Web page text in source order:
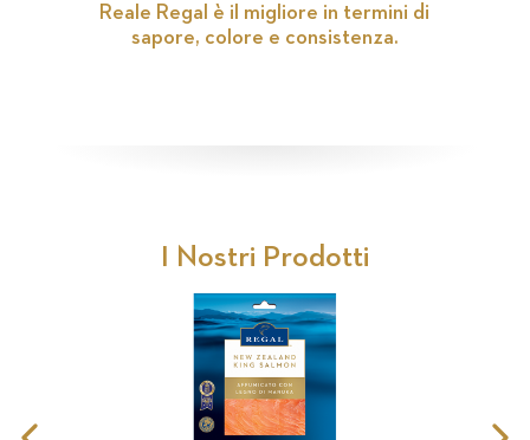
Reale Regal è il migliore in termini di
sapore, colore e consistenza.
I Nostri Prodotti